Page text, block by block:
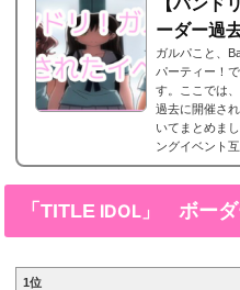
ーダー過
ガルパこと、
パーティー！
す。ここでは
過去に開催さ
いてまとめま
ングイベント
催期間2023年
報 イベント情
の想い］上原
ドリガルパラ
「TITLE IDOL」 ボー
1位